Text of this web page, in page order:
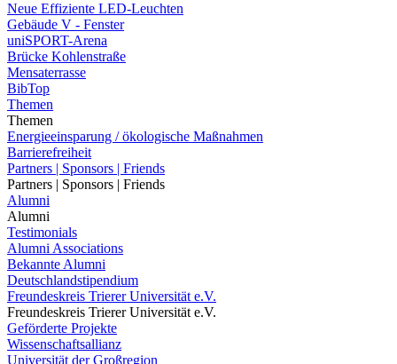
Neue Effiziente LED-Leuchten
Gebäude V - Fenster
uniSPORT-Arena
Brücke Kohlenstraße
Mensaterrasse
BibTop
Themen
Themen
Energieeinsparung / ökologische Maßnahmen
Barrierefreiheit
Partners | Sponsors | Friends
Partners | Sponsors | Friends
Alumni
Alumni
Testimonials
Alumni Associations
Bekannte Alumni
Deutschlandstipendium
Freundeskreis Trierer Universität e.V.
Freundeskreis Trierer Universität e.V.
Geförderte Projekte
Wissenschaftsallianz
Universität der Großregion